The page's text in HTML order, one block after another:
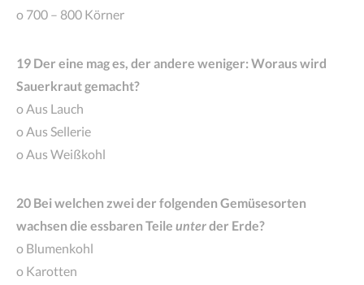
o 700 – 800 Körner
19 Der eine mag es, der andere weniger: Woraus wird
Sauerkraut gemacht?
o Aus Lauch
o Aus Sellerie
o Aus Weißkohl
20 Bei welchen zwei der folgenden Gemüsesorten
wachsen die essbaren Teile unterder Erde?
o Blumenkohl
o Karotten